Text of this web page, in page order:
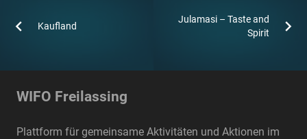
Kaufland
Julamasi – Taste and
Spirit
WIFO Freilassing
Plattform für gemeinsame Aktivitäten und Aktionen im